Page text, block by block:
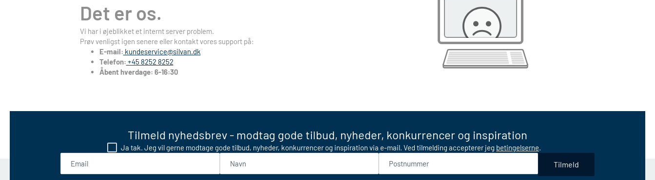
Det er os.
Vi har i øjeblikket et internt server problem.
Prøv venligst igen senere eller kontakt vores support på:
E-mail: kundeservice@silvan.dk
Telefon: +45 8252 8252
Åbent hverdage: 6-16:30
Tilmeld nyhedsbrev - modtag gode tilbud, nyheder, konkurrencer og inspiration
Ja tak. Jeg vil gerne modtage gode tilbud, nyheder, konkurrencer og inspiration via e-mail. Ved tilmelding accepterer jeg betingelserne.
Tilmeld